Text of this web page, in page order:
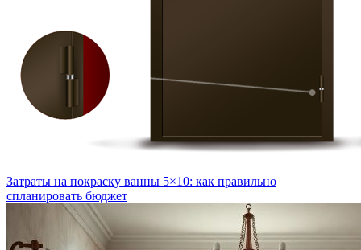
Затраты на покраску ванны 5×10: как правильно
спланировать бюджет